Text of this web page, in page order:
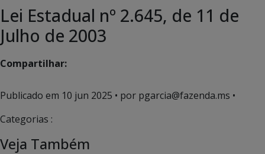
Lei Estadual nº 2.645, de 11 de
Julho de 2003
Compartilhar:
Publicado em 10 jun 2025 • por pgarcia@fazenda.ms •
Categorias :
Veja Também